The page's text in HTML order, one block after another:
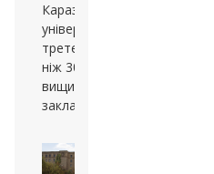
Каразінський
університет посідає
третє місце серед більш
ніж 300 українських
вищих навчальних
закладів